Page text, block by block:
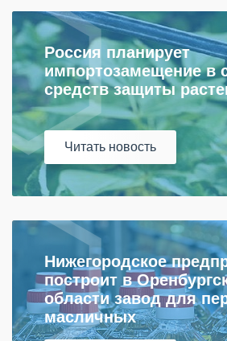
Россия планирует
импортозамещение в
средств защиты
Читать новость
Нижегородское
построит в
области завод для
масличных